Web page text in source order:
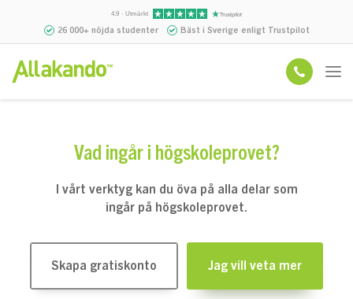
4.9 · Utmärkt
26 000+ nöjda studenter Bäst i Sverige enligt Trustpilot
Vad ingår i högskoleprovet?
I vårt verktyg kan du öva på alla delar som
ingår på högskoleprovet.
Skapa gratiskonto Jag vill veta mer